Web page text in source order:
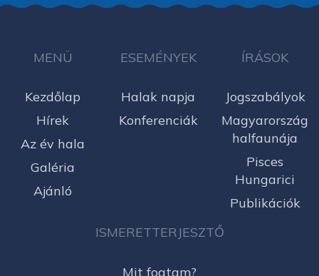
MENÜ
Kezdőlap
Hírek
Az év hala
Galéria
Ajánló
ESEMÉNYEK
Halak napja
Konferenciák
ÍRÁSOK
Jogszabályok
Magyarország
halfaunája
Pisces
Hungarici
Publikációk
ISMERETTERJESZTŐ
Mit fogtam?